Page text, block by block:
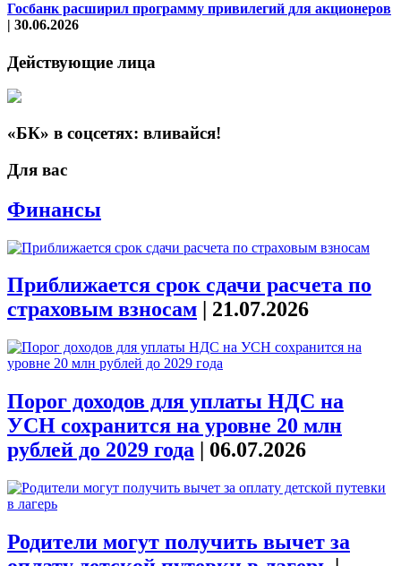
Госбанк расширил программу привилегий для акционеров
| 30.06.2026
Действующие лица
«БК» в соцсетях: вливайся!
Для вас
Финансы
Приближается срок сдачи расчета по
страховым взносам
21.07.2026
Порог доходов для уплаты НДС на
УСН сохранится на уровне 20 млн
рублей до 2029 года
06.07.2026
Родители могут получить вычет за